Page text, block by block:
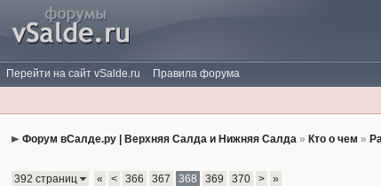
Перейти на сайт vSalde.ru Правила форума
Форум вСалде.ру | Верхняя Салда и Нижняя Салда » Кто о чем »
392 страниц « < 366 367 368 369 370 > »